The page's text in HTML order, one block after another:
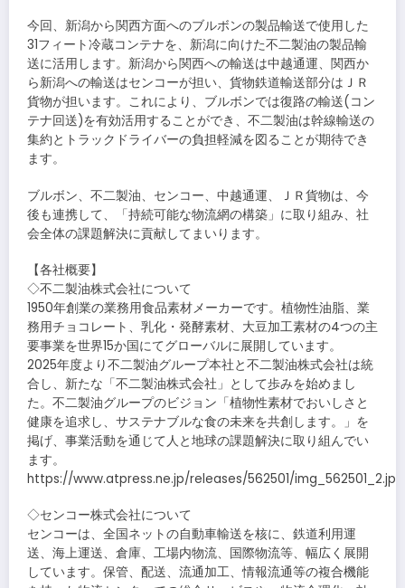
今回、新潟から関西方面へのブルボンの製品輸送で使用した
31フィート冷蔵コンテナを、新潟に向けた不二製油の製品輸
送に活用します。新潟から関西への輸送は中越通運、関西か
ら新潟への輸送はセンコーが担い、貨物鉄道輸送部分はＪＲ
貨物が担います。これにより、ブルボンでは復路の輸送(コン
テナ回送)を有効活用することができ、不二製油は幹線輸送の
集約とトラックドライバーの負担軽減を図ることが期待でき
ます。
ブルボン、不二製油、センコー、中越通運、ＪＲ貨物は、今
後も連携して、「持続可能な物流網の構築」に取り組み、社
会全体の課題解決に貢献してまいります。
【各社概要】
◇不二製油株式会社について
1950年創業の業務用食品素材メーカーです。植物性油脂、業
務用チョコレート、乳化・発酵素材、大豆加工素材の4つの主
要事業を世界15か国にてグローバルに展開しています。
2025年度より不二製油グループ本社と不二製油株式会社は統
合し、新たな「不二製油株式会社」として歩みを始めまし
た。不二製油グループのビジョン「植物性素材でおいしさと
健康を追求し、サステナブルな食の未来を共創します。」を
掲げ、事業活動を通じて人と地球の課題解決に取り組んでい
ます。
https://www.atpress.ne.jp/releases/562501/img_562501_2.jpg
◇センコー株式会社について
センコーは、全国ネットの自動車輸送を核に、鉄道利用運
送、海上運送、倉庫、工場内物流、国際物流等、幅広く展開
しています。保管、配送、流通加工、情報流通等の複合機能